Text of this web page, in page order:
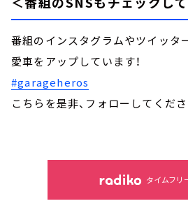
番組のインスタグラムやツイッタ
愛車をアップしています！
#garageheros
こちらを是非、フォローしてくだ
タイムフリ